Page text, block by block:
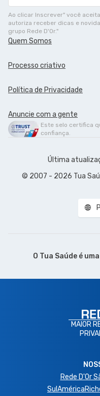
Ao clicar Inscrever" você
autoriza receber dicas e
grupo Rede D'Or."
Quem Somos
Processo criativo
Política de Privacidade
Anuncie com a gente
Este selo certifica
confiança.
Última
© 2007 - 2026 Tua
O Tua Saúde é
MAIOR
Rede D'Or
SulAmérica